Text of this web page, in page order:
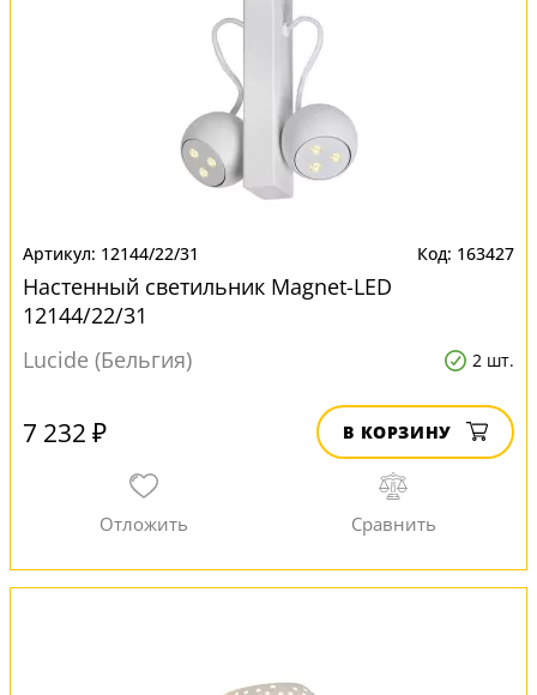
12144/22/31 163427
Настенный светильник Magnet-LED
12144/22/31
Lucide (Бельгия)
2 шт.
7 232 ₽ В КОРЗИНУ